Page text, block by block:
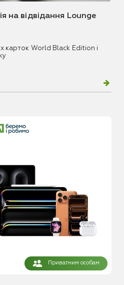
на відвідання Lounge
карток World Black Edition і
Приватним особам